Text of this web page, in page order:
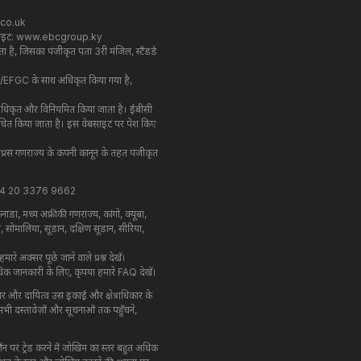
www.ebcgroup.ky
है, जिसका पंजीकृत पता 3री मंजिल, स्टैंडर्ड
EFGC के साथ अधिकृत किया गया है,
और विनियमित किया जाता है। ईबीसी
किया जाता है। इस वेबसाइट पर पेश किए
गणराज्य के कंपनी कानून के तहत पंजीकृत
20 3376 9662
मध्य अफ्रीकी गणराज्य, कांगो, क्यूबा,
सूडान, दक्षिण सूडान, सीरिया,
अक्सर पूछे जाने वाले प्रश्न देखें।
जानकारी के लिए, कृपया हमारे FAQ देखें।
दायित्व उस इकाई और क्षेत्राधिकार के
सभी दस्तावेज़ों और सूचनाओं तक पहुँचने,
पर ट्रेड करने में जोखिम का स्तर बहुत अधिक